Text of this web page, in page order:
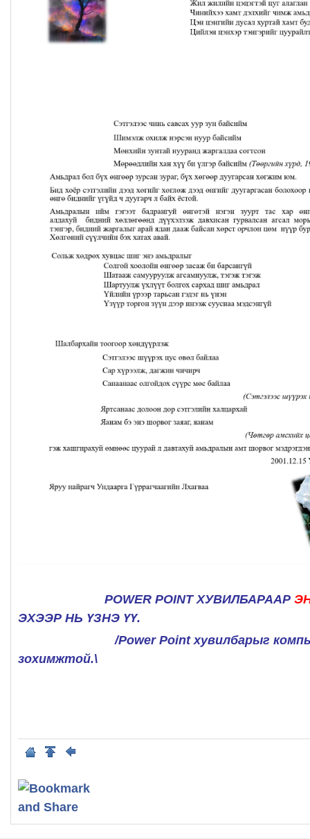
POWER POINT ХУВИЛБАРААР
ЭХЭЭР НЬ ҮЗНЭ ҮҮ.
/Power Point хувилбарыг
зохимжтой.\